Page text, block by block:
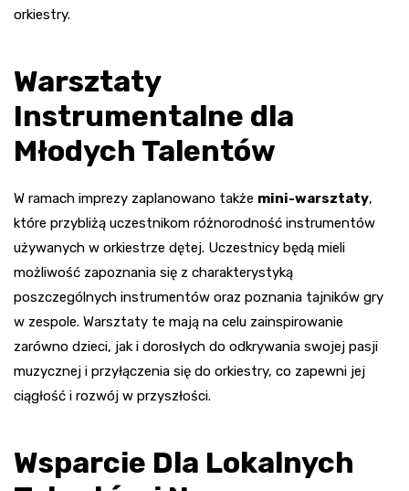
orkiestry.
Warsztaty
Instrumentalne dla
Młodych Talentów
W ramach imprezy zaplanowano także mini-warsztaty,
które przybliżą uczestnikom różnorodność instrumentów
używanych w orkiestrze dętej. Uczestnicy będą mieli
możliwość zapoznania się z charakterystyką
poszczególnych instrumentów oraz poznania tajników gry
w zespole. Warsztaty te mają na celu zainspirowanie
zarówno dzieci, jak i dorosłych do odkrywania swojej pasji
muzycznej i przyłączenia się do orkiestry, co zapewni jej
ciągłość i rozwój w przyszłości.
Wsparcie Dla Lokalnych